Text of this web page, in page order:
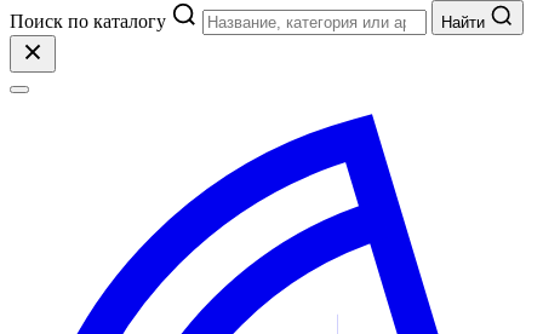
Поиск по каталогу
Найти